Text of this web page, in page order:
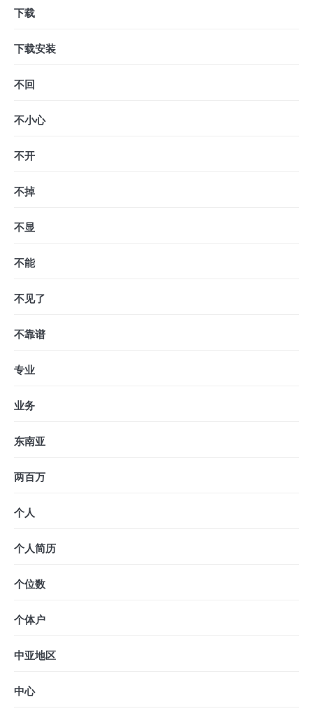
下载
下载安装
不回
不小心
不开
不掉
不显
不能
不见了
不靠谱
专业
业务
东南亚
两百万
个人
个人简历
个位数
个体户
中亚地区
中心